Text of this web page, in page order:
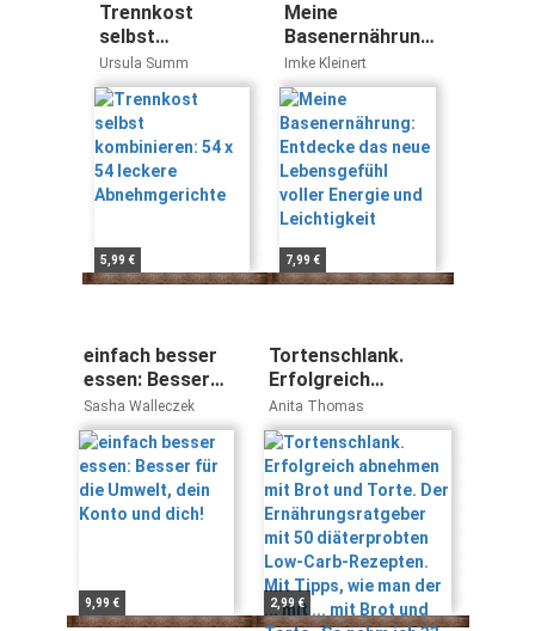
Trennkost
selbst
kombinieren: 54
x 54 leckere
Abnehmgerichte
Ursula Summ
5,99 €
Meine
Basenernährung:
Entdecke das
neue
Lebensgefühl
voller Energie
und Leichtigkeit
Imke Kleinert
7,99 €
einfach besser
essen: Besser
für die Umwelt,
dein Konto und
dich!
Sasha Walleczek
9,99 €
Tortenschlank.
Erfolgreich
abnehmen mit Brot
und Torte. Der
Ernährungsratgeber
mit 50
diäterprobten Low-
Carb-Rezepten. Mit
Tipps, wie man der
... mit ... mit Brot
und Torte »So nahm
ich 33 kg ab«
Anita Thomas
2,99 €